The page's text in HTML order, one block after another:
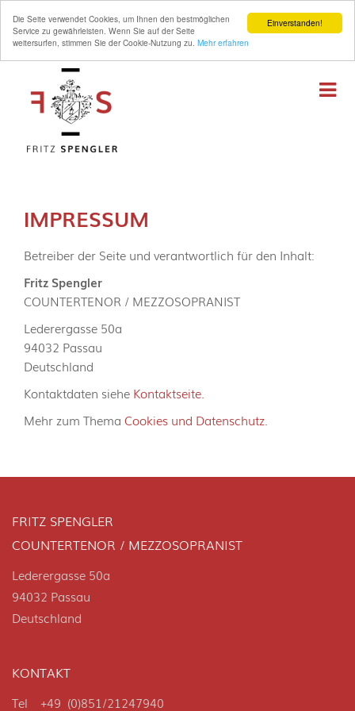
Einverstanden!
Die Seite verwendet Cookies, um Ihnen den bestmöglichen
Service zu gewährleisten. Wenn Sie auf der Seite
weitersurfen, stimmen Sie der Cookie-Nutzung zu. Mehr erfahren
IMPRESSUM
Betreiber der Seite und verantwortlich für den Inhalt:
Fritz Spengler
COUNTERTENOR / MEZZOSOPRANIST
Lederergasse 50a
94032 Passau
Deutschland
Kontaktdaten siehe Kontaktseite.
Mehr zum Thema Cookies und Datenschutz
FRITZ SPENGLER
COUNTERTENOR / MEZZOSOPRANIST
Lederergasse 50a
94032 Passau
Deutschland
KONTAKT
Tel +49 (0)851/21247940